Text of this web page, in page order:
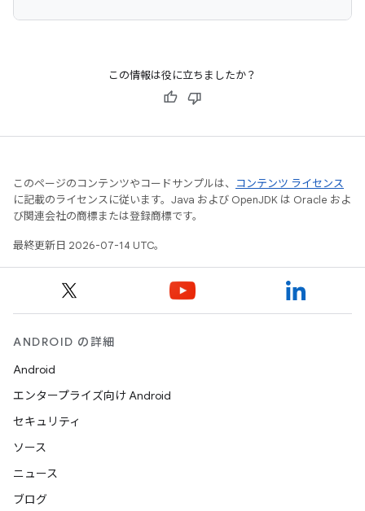
この情報は役に立ちましたか？
このページのコンテンツやコードサンプルは、
コンテンツ ライセンス
に記載のライセンスに従います。Java および OpenJDK は Oracle およ
び関連会社の商標または登録商標です。
最終更新日 2026-07-14 UTC。
ANDROID の詳細
Android
エンタープライズ向け Android
セキュリティ
ソース
ニュース
ブログ